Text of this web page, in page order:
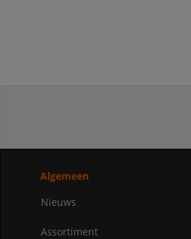
Algemeen
Nieuws
Assortiment